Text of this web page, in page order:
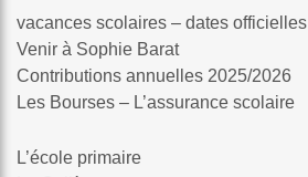
vacances scolaires – dates officielles
Venir à Sophie Barat
Contributions annuelles 2025/2026
Les Bourses – L’assurance scolaire
L’école primaire